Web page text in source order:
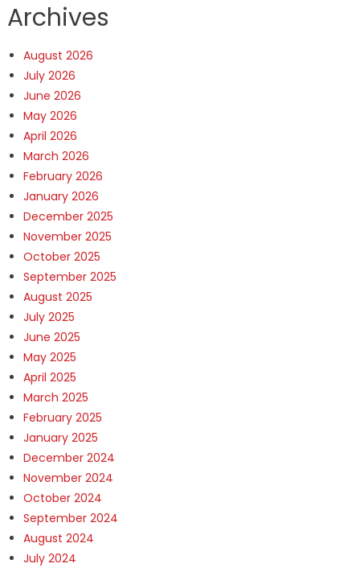
Archives
August 2026
July 2026
June 2026
May 2026
April 2026
March 2026
February 2026
January 2026
December 2025
November 2025
October 2025
September 2025
August 2025
July 2025
June 2025
May 2025
April 2025
March 2025
February 2025
January 2025
December 2024
November 2024
October 2024
September 2024
August 2024
July 2024